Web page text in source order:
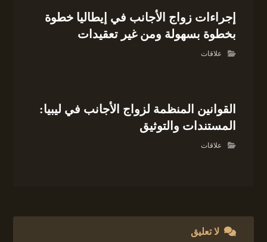
إجراءات زواج الأجانب في إيطاليا خطوة
بخطوة بسهولة ومن غير تعقيدات
علاقات
القوانين المنظمة لزواج الأجانب في ليبيا:
المستندات والتوثيق
علاقات
لا تعليق